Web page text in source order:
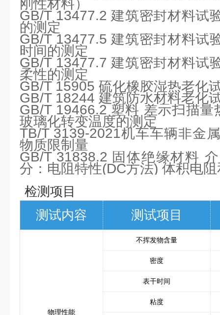
刚性材料）
GB/T 13477.2 建筑密封材料试
的测定
GB/T 13477.5 建筑密封材料试
时间的测定
GB/T 13477.7 建筑密封材料试
柔性的测定
GB/T 15905 硫化橡胶湿热老化
GB/T 18244 建筑防水材料老化
GB/T 19466.2 塑料 差示扫描量
玻璃化转变温度的测定
TB/T 3139-2021机车车辆非金
物质限制量
GB/T 31838.2 固体绝缘材料
分：电阻特性(DC方法) 体积电
检测项目
测试内容
测试项目
物理性能
不挥发物含量
密度
表干时间
粘度